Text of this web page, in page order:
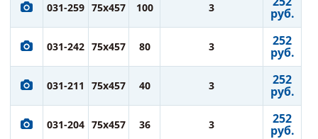
031-259 75x457 100 3 руб.
031-242 75x457 80 3 252
руб.
031-211 75x457 40 3 252
руб.
031-204 75x457 36 3 252
руб.